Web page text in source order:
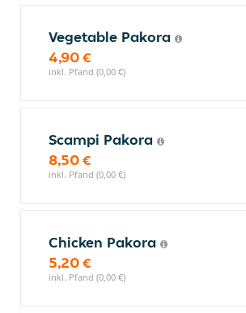
Vegetable Pakora
4,90 €
inkl. Pfand (0,00 €)
Scampi Pakora
8,50 €
inkl. Pfand (0,00 €)
Chicken Pakora
5,20 €
inkl. Pfand (0,00 €)